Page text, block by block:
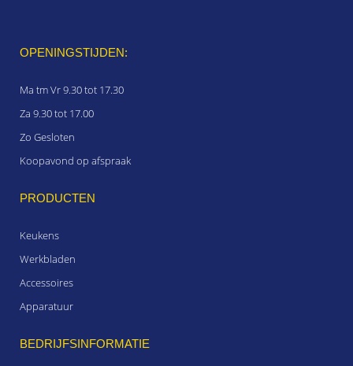
OPENINGSTIJDEN:
Ma tm Vr 9.30 tot 17.30
Za 9.30 tot 17.00
Zo Gesloten
Koopavond op afspraak
PRODUCTEN
Keukens
Werkbladen
Accessoires
Apparatuur
BEDRIJFSINFORMATIE